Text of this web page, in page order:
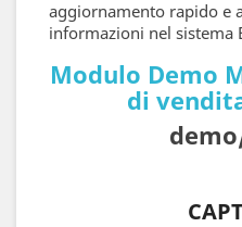
aggiornamento rapido e
informazioni nel sistema
Modulo Demo
di